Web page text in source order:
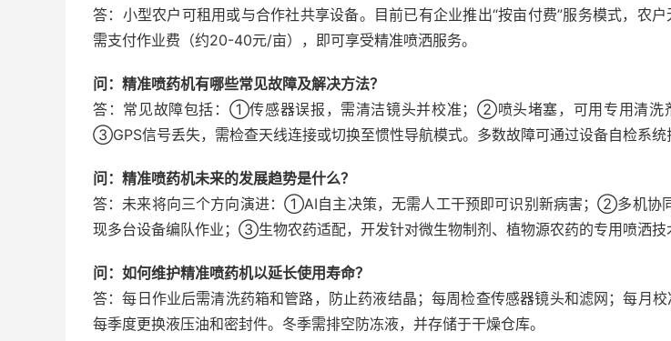
答：小型农户可租用或与合作社共享设备。目前已有企业推出“按亩付费”服务模式，农
需支付作业费（约20-40元/亩），即可享受精准喷洒服务。
问：精准喷药机有哪些常见故障及解决方法？
答：常见故障包括：①传感器误报，需清洁镜头并校准；②喷头堵塞，可用专用清洗
③GPS信号丢失，需检查天线连接或切换至惯性导航模式。多数故障可通过设备自检系统
问：精准喷药机未来的发展趋势是什么？
答：未来将向三个方向演进：①AI自主决策，无需人工干预即可识别新病害；②多机协
现多台设备编队作业；③生物农药适配，开发针对微生物制剂、植物源农药的专用喷洒技
问：如何维护精准喷药机以延长使用寿命？
答：每日作业后需清洗药箱和管路，防止药液结晶；每周检查传感器镜头和滤网；每月校
每季度更换液压油和密封件。冬季需排空防冻液，并存储于干燥仓库。